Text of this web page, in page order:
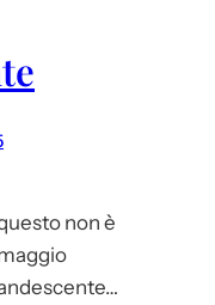
non è